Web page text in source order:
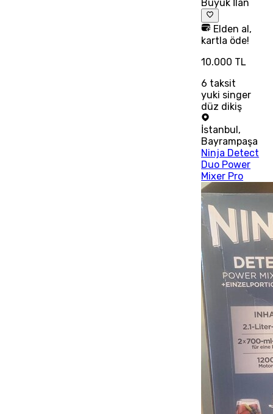
Büyük İlan
Elden al,
kartla öde!
10.000 TL
6 taksit
yuki singer
düz dikiş
İstanbul,
Bayrampaşa
Ninja Detect
Duo Power
Mixer Pro